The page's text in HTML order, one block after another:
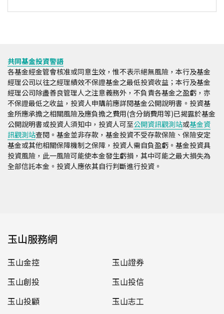
共同基金投資警語
各基金經金管會核准或同意生效，惟不表示絕無風險，本行及基金
經理公司以往之經理績效不保證基金之最低投資收益；本行及基金
經理公司除盡善良管理人之注意義務外，不負責各基金之盈虧，亦
不保證最低之收益，投資人申購前應詳閱基金公開說明書。投資基
金所應承擔之相關風險及應負擔之費用(含分銷費用等)已揭露於基金
公開說明書或投資人須知中，投資人可至公開資訊觀測站或基金資
訊觀測站查閱。基金並非存款，基金投資不受存款保險、保險安定
基金或其他相關保障機制之保障，投資人需自負盈虧。基金投資具
投資風險，此一風險可能使本金發生虧損，其中可能之最大損失為
全部信託本金。投資人應依其自行判斷進行投資。
玉山服務網
玉山金控
玉山證券
玉山創投
玉山投信
玉山投顧
玉山志工